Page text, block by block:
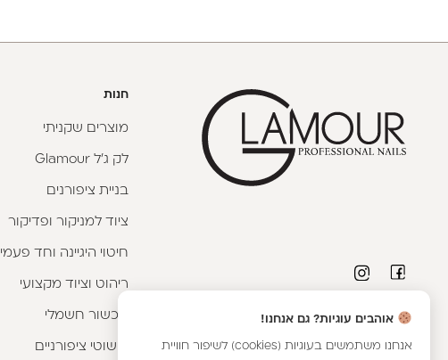
פרטי יצירת קשר
טלפון יועצת קורסים:053-9593593
| וואטסאפ
חנות
מוצרים שקניתי
לק ג'ל Glamour
בניית ציפורנים
ציוד למניקור ופדיקור
חיטוי היגיינה וחד פעמי
ריהוט וציוד מקצועי
מכשור חשמלי
קישוטי ציפורניים
אוהבים עוגיות? גם אנחנו!
אנחנו משתמשים בעוגיות (cookies) לשיפור חוויית